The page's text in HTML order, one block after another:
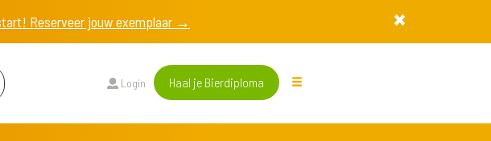
Reserveer jouw exemplaar →
Login Haal je Bierdiploma